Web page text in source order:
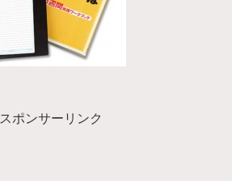
スポンサーリンク